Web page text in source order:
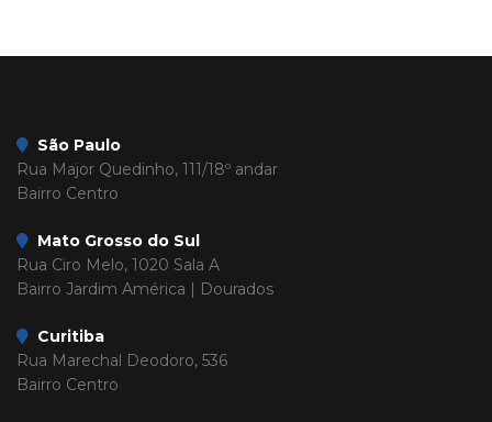
São Paulo
Rua Major Quedinho, 111/18º andar
Bairro Centro
Mato Grosso do Sul
Rua Ciro Melo, 1020 Sala A
Bairro Jardim América | Dourados
Curitiba
Rua Marechal Deodoro, 536
Bairro Centro